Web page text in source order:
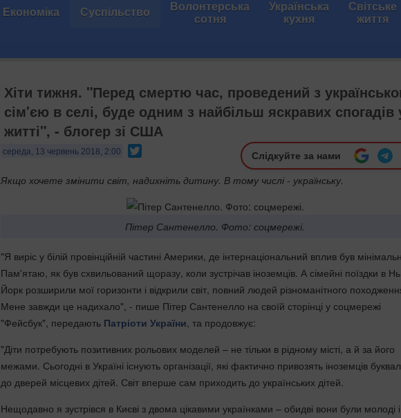
Економіка Суспільство Волонтерська
сотня
Українська
кухня
Світське
життя
Хіти тижня. "Перед смертю час, проведений з
сім'єю в селі, буде одним з найбільш яскравих спогадів
житті", - блогер зі США
середа, 13 червень 2018, 2:00 Слідкуйте за нами
Якщо хочете змінити світ, надихніть дитину. В тому числі - українську.
Пітер Сантенелло. Фото: соцмережі.
"Я виріс у білій провінційній частині Америки, де інтернаціональний вплив був
Пам'ятаю, як був схвильований щоразу, коли зустрічав іноземців. А сімейні поїздки в
Йорк розширили мої горизонти і відкрили світ, повний людей різноманітного
Мене завжди це надихало", - пише Пітер Сантенелло на своїй сторінці у соцмережі
"Фейсбук", передають Патріоти України, та продовжує:
"Діти потребують позитивних рольових моделей – не тільки в рідному місті, а й за його
межами. Сьогодні в Україні існують організації, які фактично привозять іноземців
до дверей місцевих дітей. Світ вперше сам приходить до українських дітей.
Нещодавно я зустрівся в Києві з двома цікавими українками – обидві вони були молоді і